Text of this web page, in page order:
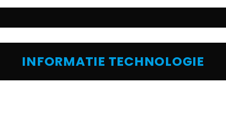
INFORMATIE TECHNOLOGIE